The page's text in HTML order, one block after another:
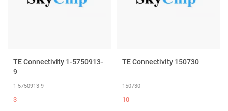
TE Connectivity 1-5750913-
9
1-5750913-9
3
TE Connectivity 150730
150730
10